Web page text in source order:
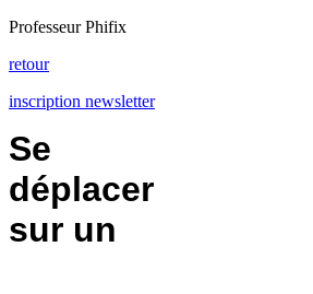
Professeur Phifix
retour
inscription newsletter
Se
déplacer
sur un